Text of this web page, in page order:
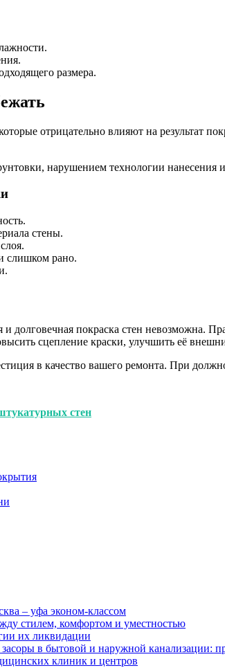
размера.
отрицательно влияют на результат
нарушением технологии нанесения
стены.
слишком рано.
и долговечная покраска стен
сцепление краски, улучшить её
в качество вашего ремонта. При
стен
– уфа эконом-классом
стилем, комфортом и уместностью
их ликвидации
засоры в бытовой и наружной
клиник и центров